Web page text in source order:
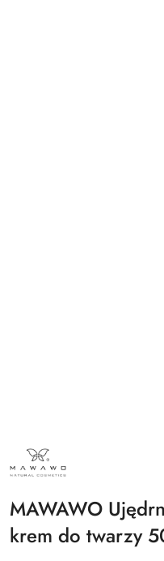
NAZWA
PRODUCENTA:
MAWAWO
MAWAWO
krem do twarzy